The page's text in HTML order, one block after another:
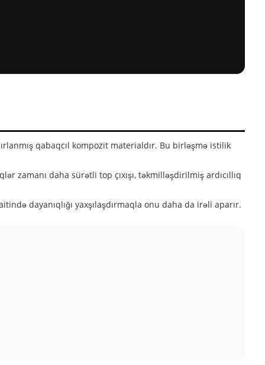
qabaqcıl kompozit materialdır. Bu birləşmə istilik
daha sürətli top çıxışı, təkmilləşdirilmiş ardıcıllıq
dayanıqlığı yaxşılaşdırmaqla onu daha da irəli aparır.